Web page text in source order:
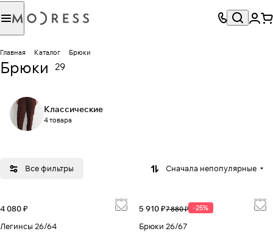
Главная Каталог Брюки
Брюки 29
Классические
4 товара
Все фильтры Сначала непопулярные
4 080 ₽
Легинсы 26/64
5 910 ₽7 880 ₽ -25%
Брюки 26/67